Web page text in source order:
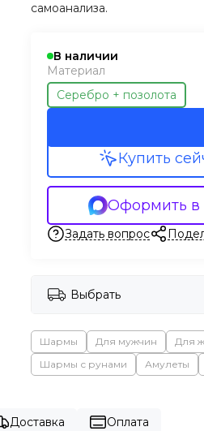
самоанализа.
В наличии
Материал
Серебро + позолота
Оформить в
Купить
Задать вопрос
Выбрать
Шармы Для мужчин Для
Шармы с рунами
Амулеты
Доставка Оплата